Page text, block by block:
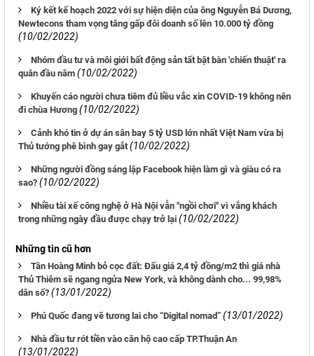
Ký kết kế hoạch 2022 với sự hiện diện của ông Nguyễn Bá Dương,
Newtecons tham vọng tăng gấp đôi doanh số lên 10.000 tỷ đồng
(10/02/2022)
Nhóm đầu tư và môi giới bất động sản tất bật bàn 'chiến thuật' ra
quân đầu năm (10/02/2022)
Khuyến cáo người chưa tiêm đủ liều vắc xin COVID-19 không nên
đi chùa Hương (10/02/2022)
Cảnh khó tin ở dự án sân bay 5 tỷ USD lớn nhất Việt Nam vừa bị
Thủ tướng phê bình gay gắt (10/02/2022)
Những người đồng sáng lập Facebook hiện làm gì và giàu có ra
sao? (10/02/2022)
Nhiều tài xế công nghệ ở Hà Nội vẫn "ngồi chơi" vì vắng khách
trong những ngày đầu được chạy trở lại (10/02/2022)
Những tin cũ hơn
Tân Hoàng Minh bỏ cọc đất: Đấu giá 2,4 tỷ đồng/m2 thì giá nhà
Thủ Thiêm sẽ ngang ngửa New York, và không dành cho... 99,98%
dân số? (13/01/2022)
Phú Quốc đang vẽ tương lai cho “Digital nomad” (13/01/2022)
Nhà đầu tư rót tiền vào căn hộ cao cấp TP.Thuận An
(13/01/2022)